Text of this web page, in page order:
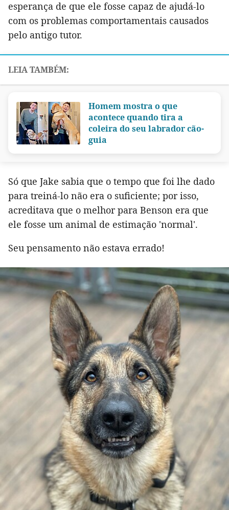
esperança de que ele fosse capaz de ajudá-lo
com os problemas comportamentais causados
pelo antigo tutor.
Homem mostra o que
acontece quando tira a
coleira do seu labrador cão-
guia
Só que Jake sabia que o tempo que foi lhe dado
para treiná-lo não era o suficiente; por isso,
acreditava que o melhor para Benson era que
ele fosse um animal de estimação 'normal'.
Seu pensamento não estava errado!